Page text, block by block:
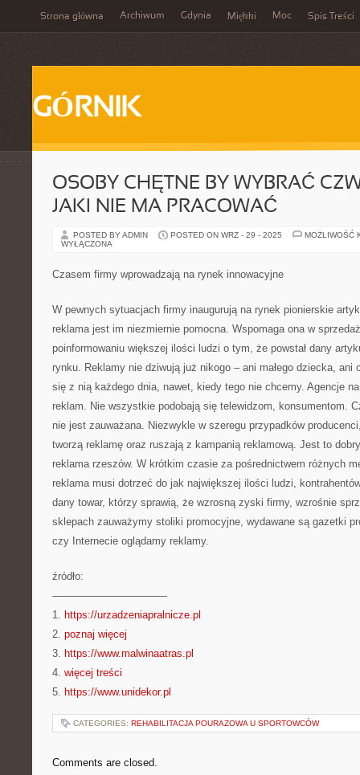
Strona główna Archiwum Gdynia Miękki Moc Spis Treści
GÓRNIK
OSOBY CHĘTNE BY WYBRAĆ
JAKI NIE MA PRACOWAĆ
POSTED BY ADMIN POSTED ON WRZ - 29 - 2025
MOŻLIWOŚĆ
WYŁĄCZONA
Czasem firmy wprowadzają na rynek innowacyjne
W pewnych sytuacjach firmy inaugurują na rynek pionierskie
reklama jest im niezmiernie pomocna. Wspomaga ona w
poinformowaniu większej ilości ludzi o tym, że powstał dany
rynku. Reklamy nie dziwują już nikogo – ani małego dziecka,
się z nią każdego dnia, nawet, kiedy tego nie chcemy. Agencje
reklam. Nie wszystkie podobają się telewidzom, konsumentom.
nie jest zauważana. Niezwykle w szeregu przypadków
tworzą reklamę oraz ruszają z kampanią reklamową. Jest to
reklama rzeszów. W krótkim czasie za pośrednictwem różnych
reklama musi dotrzeć do jak największej ilości ludzi,
dany towar, którzy sprawią, że wzrosną zyski firmy, wzrośnie
sklepach zauważymy stoliki promocyjne, wydawane są gazetki
czy Internecie oglądamy reklamy.
źródło:
———————————
1. https://urzadzeniapralnicze.pl
2. poznaj więcej
3. https://www.malwinaatras.pl
4. więcej treści
5. https://www.unidekor.pl
CATEGORIES: REHABILITACJA POURAZOWA U SPORTOWCÓW
Comments are closed.